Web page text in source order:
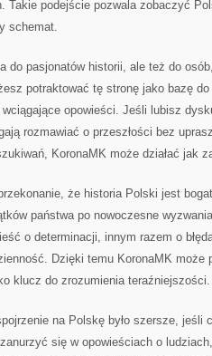
Takie podejście pozwala zobaczyć
schemat.
do pasjonatów historii, ale też do
potraktować tę stronę jako bazę
opowieści. Jeśli lubisz
rozmawiać o przeszłości bez
KoronaMK może działać jak
że historia Polski jest
państwa po nowoczesne
o determinacji, innym razem o
Dzięki temu KoronaMK może
klucz do zrozumienia teraźniejszości.
na Polskę było szersze, jeśli
się w opowieściach o